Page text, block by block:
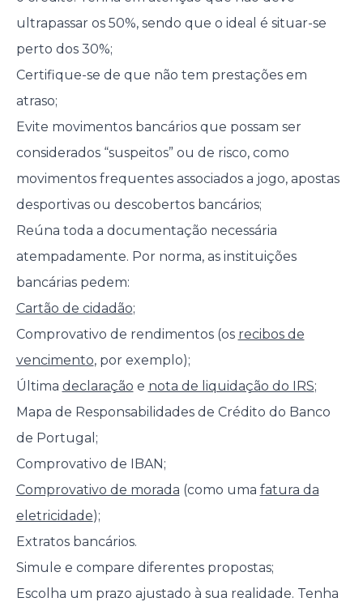
ultrapassar os 50%, sendo que o ideal é situar-se
perto dos 30%;
Certifique-se de que não tem prestações em
atraso;
Evite movimentos bancários que possam ser
considerados “suspeitos” ou de risco, como
movimentos frequentes associados a jogo, apostas
desportivas ou descobertos bancários;
Reúna toda a documentação necessária
atempadamente. Por norma, as instituições
bancárias pedem:
Cartão de cidadão;
Comprovativo de rendimentos (os recibos de
vencimento, por exemplo);
Última declaração e nota de liquidação do IRS;
Mapa de Responsabilidades de Crédito do Banco
de Portugal;
Comprovativo de IBAN;
Comprovativo de morada (como uma fatura da
eletricidade);
Extratos bancários.
Simule e compare diferentes propostas;
Escolha um prazo ajustado à sua realidade. Tenha